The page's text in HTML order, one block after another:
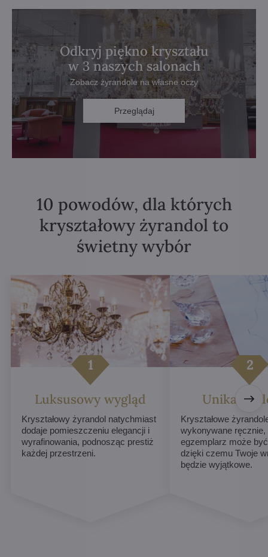
Odkryj piękno kryształu
w 3 naszych salonach
Zobacz żyrandole na własne oczy
Przeglądaj
10 powodów, dla których
kryształowy żyrandol to
świetny wybór
Luksusowy wygląd
Kryształowy żyrandol natychmiast
dodaje pomieszczeniu elegancji i
wyrafinowania, podnosząc prestiż
każdej przestrzeni.
Unikalne
Kryształowe
wykonywane
egzemplarz może
dzięki czemu Twoje
będzie wyjątkowe.